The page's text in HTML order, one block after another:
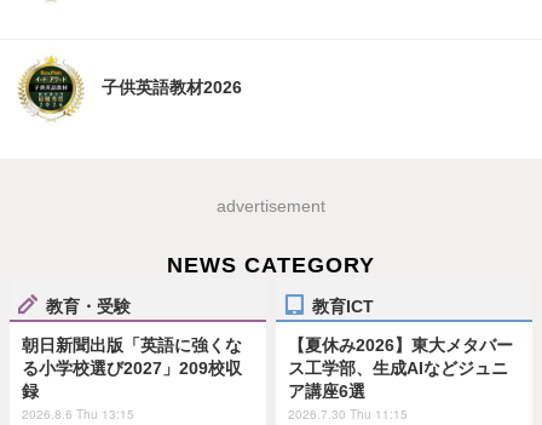
子供英語教材2026
advertisement
NEWS CATEGORY
教育・受験
朝日新聞出版「英語に強くな
る小学校選び2027」209校収
録
2026.8.6 Thu 13:15
教育ICT
【夏休み2026】東大メタバー
ス工学部、生成AIなどジュニ
ア講座6選
2026.7.30 Thu 11:15